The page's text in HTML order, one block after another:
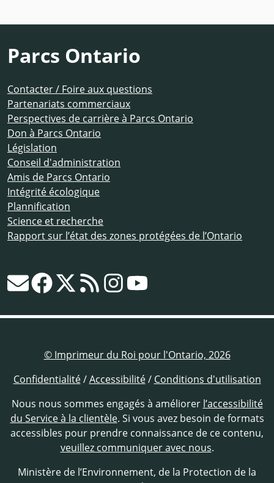
Parcs Ontario
Contacter / Foire aux questions
Partenariats commerciaux
Perspectives de carrière à Parcs Ontario
Don à Parcs Ontario
Législation
Conseil d'administration
Amis de Parcs Ontario
Intégrité écologique
Plannification
Science et recherche
Rapport sur l’état des zones protégées de l’Ontario
© Imprimeur du Roi pour l'Ontario, 2026
Confidentialité/Accessibilité/ Conditions d'utilisation
Nous nous sommes engagés à améliorer l’accessibilité
du Service à la clientèle. Si vous avez besoin de formats
accessibles pour prendre connaissance de ce contenu,
veuillez communiquer avec nous.
Ministère de l’Environnement, de la Protection de la